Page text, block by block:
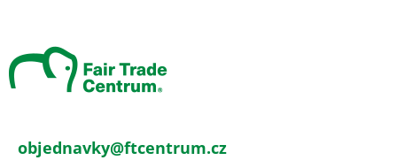
objednavky@ftcentrum.cz